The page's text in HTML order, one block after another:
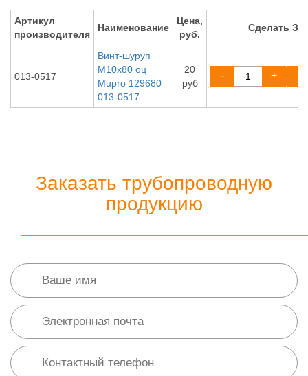
Артикул
производителя
Наименование
Цена,
руб.
Сделать
013-0517
Винт-шуруп
М10х80 оц
Mupro 129680
013-0517
20
руб
- +
Заказать трубопроводную
продукцию